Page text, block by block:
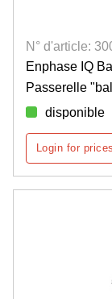
N° d'article:
Enphase IQ
Passerelle
disponible
Login for prices